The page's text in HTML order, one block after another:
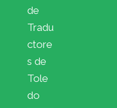
de
Tradu
ctore
s de
Tole
do